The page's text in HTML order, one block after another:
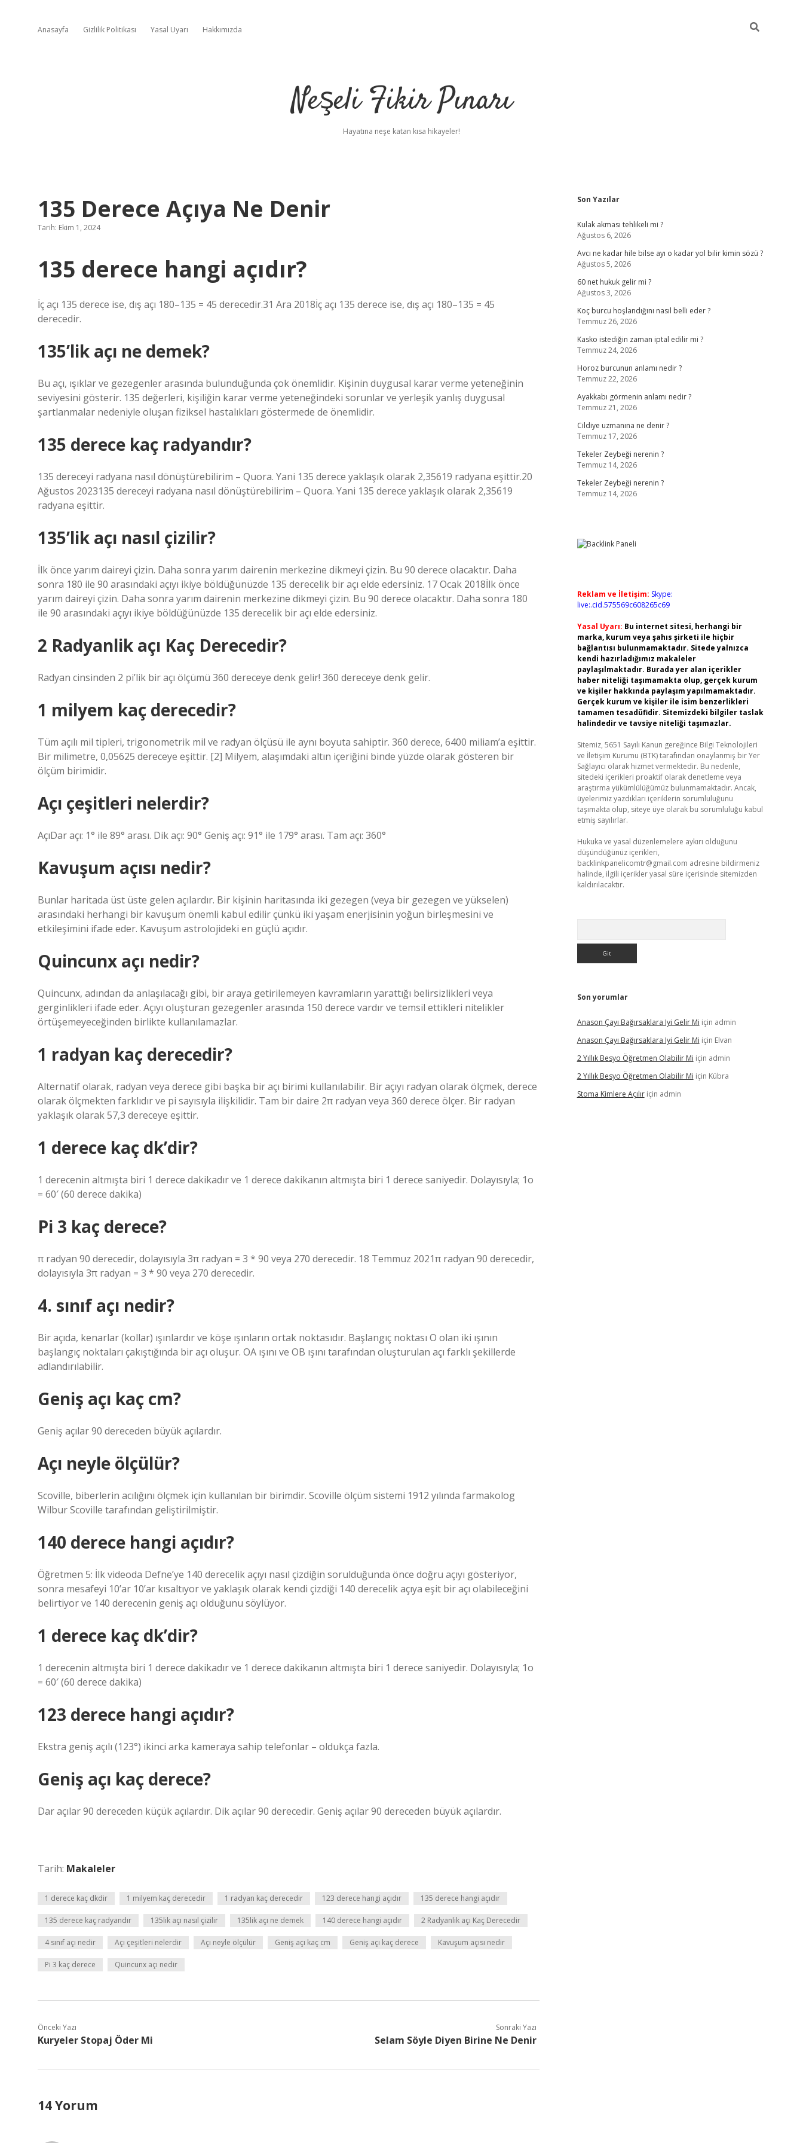
Anasayfa Gizlilik Politikası Yasal Uyarı Hakkımızda
Neşeli Fikir Pınarı
Hayatına neşe katan kısa hikayeler!
135 Derece Açıya Ne Denir
Tarih: Ekim 1, 2024
135 derece hangi açıdır?
İç açı 135 derece ise, dış açı 180–135 = 45 derecedir.31 Ara 2018İç açı 135 derece ise, dış açı 180–135 = 45
derecedir.
135’lik açı ne demek?
Bu açı, ışıklar ve gezegenler arasında bulunduğunda çok önemlidir. Kişinin duygusal karar verme yeteneğinin
seviyesini gösterir. 135 değerleri, kişiliğin karar verme yeteneğindeki sorunlar ve yerleşik yanlış duygusal
şartlanmalar nedeniyle oluşan fiziksel hastalıkları göstermede de önemlidir.
135 derece kaç radyandır?
135 dereceyi radyana nasıl dönüştürebilirim – Quora. Yani 135 derece yaklaşık olarak 2,35619 radyana eşittir.20
Ağustos 2023135 dereceyi radyana nasıl dönüştürebilirim – Quora. Yani 135 derece yaklaşık olarak 2,35619
radyana eşittir.
135’lik açı nasıl çizilir?
İlk önce yarım daireyi çizin. Daha sonra yarım dairenin merkezine dikmeyi çizin. Bu 90 derece olacaktır. Daha
sonra 180 ile 90 arasındaki açıyı ikiye böldüğünüzde 135 derecelik bir açı elde edersiniz. 17 Ocak 2018İlk önce
yarım daireyi çizin. Daha sonra yarım dairenin merkezine dikmeyi çizin. Bu 90 derece olacaktır. Daha sonra 180
ile 90 arasındaki açıyı ikiye böldüğünüzde 135 derecelik bir açı elde edersiniz.
2 Radyanlik açı Kaç Derecedir?
Radyan cinsinden 2 pi’lik bir açı ölçümü 360 dereceye denk gelir! 360 dereceye denk gelir.
1 milyem kaç derecedir?
Tüm açılı mil tipleri, trigonometrik mil ve radyan ölçüsü ile aynı boyuta sahiptir. 360 derece, 6400 miliam’a eşittir.
Bir milimetre, 0,05625 dereceye eşittir. [2] Milyem, alaşımdaki altın içeriğini binde yüzde olarak gösteren bir
ölçüm birimidir.
Açı çeşitleri nelerdir?
AçıDar açı: 1° ile 89° arası. Dik açı: 90° Geniş açı: 91° ile 179° arası. Tam açı: 360°
Kavuşum açısı nedir?
Bunlar haritada üst üste gelen açılardır. Bir kişinin haritasında iki gezegen (veya bir gezegen ve yükselen)
arasındaki herhangi bir kavuşum önemli kabul edilir çünkü iki yaşam enerjisinin yoğun birleşmesini ve
etkileşimini ifade eder. Kavuşum astrolojideki en güçlü açıdır.
Quincunx açı nedir?
Quincunx, adından da anlaşılacağı gibi, bir araya getirilemeyen kavramların yarattığı belirsizlikleri veya
gerginlikleri ifade eder. Açıyı oluşturan gezegenler arasında 150 derece vardır ve temsil ettikleri nitelikler
örtüşemeyeceğinden birlikte kullanılamazlar.
1 radyan kaç derecedir?
Alternatif olarak, radyan veya derece gibi başka bir açı birimi kullanılabilir. Bir açıyı radyan olarak ölçmek, derece
olarak ölçmekten farklıdır ve pi sayısıyla ilişkilidir. Tam bir daire 2π radyan veya 360 derece ölçer. Bir radyan
yaklaşık olarak 57,3 dereceye eşittir.
1 derece kaç dk’dir?
1 derecenin altmışta biri 1 derece dakikadır ve 1 derece dakikanın altmışta biri 1 derece saniyedir. Dolayısıyla; 1o
= 60′ (60 derece dakika)
Pi 3 kaç derece?
π radyan 90 derecedir, dolayısıyla 3π radyan = 3 * 90 veya 270 derecedir. 18 Temmuz 2021π radyan 90 derecedir,
dolayısıyla 3π radyan = 3 * 90 veya 270 derecedir.
4. sınıf açı nedir?
Bir açıda, kenarlar (kollar) ışınlardır ve köşe ışınların ortak noktasıdır. Başlangıç ​​noktası O olan iki ışının
başlangıç ​​noktaları çakıştığında bir açı oluşur. OA ışını ve OB ışını tarafından oluşturulan açı farklı şekillerde
adlandırılabilir.
Geniş açı kaç cm?
Geniş açılar 90 dereceden büyük açılardır.
Açı neyle ölçülür?
Scoville, biberlerin acılığını ölçmek için kullanılan bir birimdir. Scoville ölçüm sistemi 1912 yılında farmakolog
Wilbur Scoville tarafından geliştirilmiştir.
140 derece hangi açıdır?
Öğretmen 5: İlk videoda Defne’ye 140 derecelik açıyı nasıl çizdiğin sorulduğunda önce doğru açıyı gösteriyor,
sonra mesafeyi 10’ar 10’ar kısaltıyor ve yaklaşık olarak kendi çizdiği 140 derecelik açıya eşit bir açı olabileceğini
belirtiyor ve 140 derecenin geniş açı olduğunu söylüyor.
1 derece kaç dk’dir?
1 derecenin altmışta biri 1 derece dakikadır ve 1 derece dakikanın altmışta biri 1 derece saniyedir. Dolayısıyla; 1o
= 60′ (60 derece dakika)
123 derece hangi açıdır?
Ekstra geniş açılı (123°) ikinci arka kameraya sahip telefonlar – oldukça fazla.
Geniş açı kaç derece?
Dar açılar 90 dereceden küçük açılardır. Dik açılar 90 derecedir. Geniş açılar 90 dereceden büyük açılardır.
Tarih: Makaleler
1 derece kaç dkdir 1 milyem kaç derecedir 1 radyan kaç derecedir 123 derece hangi açıdır 135 derece hangi açıdır
135 derece kaç radyandır 135lik açı nasıl çizilir 135lik açı ne demek 140 derece hangi açıdır 2 Radyanlik açı Kaç Derecedir
4 sınıf açı nedir Açı çeşitleri nelerdir Açı neyle ölçülür Geniş açı kaç cm Geniş açı kaç derece Kavuşum açısı nedir
Pi 3 kaç derece Quincunx açı nedir
Önceki Yazı
Kuryeler Stopaj Öder Mi
Sonraki Yazı
Selam Söyle Diyen Birine Ne Denir
14 Yorum
Sidebar
Son Yazılar
Kulak akması tehlikeli mi ?
Ağustos 6, 2026
Avcı ne kadar hile bilse ayı o kadar yol bilir kimin sözü ?
Ağustos 5, 2026
60 net hukuk gelir mi ?
Ağustos 3, 2026
Koç burcu hoşlandığını nasıl belli eder ?
Temmuz 26, 2026
Kasko istediğin zaman iptal edilir mi ?
Temmuz 24, 2026
Horoz burcunun anlamı nedir ?
Temmuz 22, 2026
Ayakkabı görmenin anlamı nedir ?
Temmuz 21, 2026
Cildiye uzmanına ne denir ?
Temmuz 17, 2026
Tekeler Zeybeği nerenin ?
Temmuz 14, 2026
Tekeler Zeybeği nerenin ?
Temmuz 14, 2026
Reklam ve İletişim: Skype:
live:.cid.575569c608265c69
Yasal Uyarı: Bu internet sitesi, herhangi bir
marka, kurum veya şahıs şirketi ile hiçbir
bağlantısı bulunmamaktadır. Sitede yalnızca
kendi hazırladığımız makaleler
paylaşılmaktadır. Burada yer alan içerikler
haber niteliği taşımamakta olup, gerçek kurum
ve kişiler hakkında paylaşım yapılmamaktadır.
Gerçek kurum ve kişiler ile isim benzerlikleri
tamamen tesadüfidir. Sitemizdeki bilgiler taslak
halindedir ve tavsiye niteliği taşımazlar.
Sitemiz, 5651 Sayılı Kanun gereğince Bilgi Teknolojileri
ve İletişim Kurumu (BTK) tarafından onaylanmış bir Yer
Sağlayıcı olarak hizmet vermektedir. Bu nedenle,
sitedeki içerikleri proaktif olarak denetleme veya
araştırma yükümlülüğümüz bulunmamaktadır. Ancak,
üyelerimiz yazdıkları içeriklerin sorumluluğunu
taşımakta olup, siteye üye olarak bu sorumluluğu kabul
etmiş sayılırlar.
Hukuka ve yasal düzenlemelere aykırı olduğunu
düşündüğünüz içerikleri,
backlinkpanelicomtr@gmail.com adresine bildirmeniz
halinde, ilgili içerikler yasal süre içerisinde sitemizden
kaldırılacaktır.
Son yorumlar
Anason Çayı Bağırsaklara Iyi Gelir Mi için admin
Anason Çayı Bağırsaklara Iyi Gelir Mi için Elvan
2 Yıllık Besyo Öğretmen Olabilir Mi için admin
2 Yıllık Besyo Öğretmen Olabilir Mi için Kübra
Stoma Kimlere Açılıriçin admin